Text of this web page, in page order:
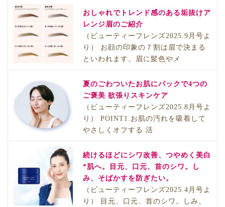
おしゃれでトレンド感のある垢抜けア
レンジ眉のご紹介
（ビューティーフレンズ2025.9月号よ
り） お顔の印象の７割は眉で決まる
といわれます。眉に髪色やメ
夏のごわついたお肌にパックで4つの
ご褒美 欲張りスキンケア
（ビューティーフレンズ2025.8月号よ
り） POINT1.お肌の汚れを吸着して
やさしくオフする 活
続けるほどにシワ改善、つやめく美白
*肌へ。目元、口元、首のシワ。し
み、そばかすを防ぎたい。
（ビューティーフレンズ2025.4月号よ
り） 目元、口元、首のシワ。しみ、